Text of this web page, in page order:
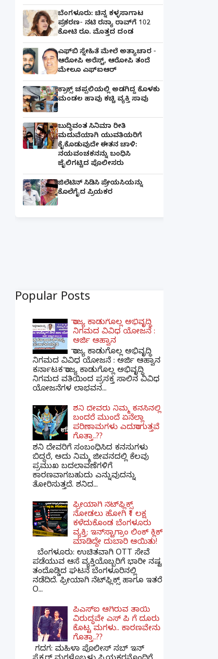
ಬೆಂಗಳೂರು: ಚಿನ್ನ ಕಳ್ಳಸಾಗಾಟ
ಪ್ರಕರಣ- ನಟಿ ರನ್ಯಾ ರಾವ್‌ಗೆ 102
ಕೋಟಿ ರೂ. ಮೊತ್ತದ ದಂಡ
ಎಫ್‌ಬಿ ಸ್ನೇಹಿತೆ ಮೇಲೆ ಅತ್ಯಾಚಾರ -
ಆರೋಪಿ ಅರೆಸ್ಟ್, ಆರೋಪಿ ತಂದೆ
ಮೇಲೂ ಎಫ್ಐಆರ್
ಕ್ರಾಕ್ಸ್ ಚಪ್ಪಲಿಯಲ್ಲಿ ಅಡಗಿದ್ದ ಕೊಳಕು
ಮಂಡಲ ಹಾವು ಕಚ್ಚಿ ವ್ಯಕ್ತಿ ಸಾವು
ಬುದ್ಧಿವಂತ ಸಿನಿಮಾ ರೀತಿ
ಮದುವೆಯಾಗಿ ಯುವತಿಯರಿಗೆ
ಕೈಕೊಡುವುದೇ ಈತನ ಚಾಳಿ:
ನಯವಂಚಕನನ್ನು ಬಂಧಿಸಿ
ಜೈಲಿಗಟ್ಟಿದ ಪೊಲೀಸರು
ಜಿಲೆಟಿನ್ ಸಿಡಿಸಿ ಪ್ರೇಯಸಿಯನ್ನು
ಕೊಲೆಗೈದ ಪ್ರಿಯಕರ
Popular Posts
ರಾಜ್ಯ ಕಾಡುಗೊಲ್ಲ ಅಭಿವೃದ್ಧಿ
ನಿಗಮದ ವಿವಿಧ ಯೋಜನೆ :
ಅರ್ಜಿ ಆಹ್ವಾನ
ರಾಜ್ಯ ಕಾಡುಗೊಲ್ಲ ಅಭಿವೃದ್ಧಿ
ನಿಗಮದ ವಿವಿಧ ಯೋಜನೆ : ಅರ್ಜಿ ಆಹ್ವಾನ
ಕರ್ನಾಟಕ ರಾಜ್ಯ ಕಾಡುಗೊಲ್ಲ ಅಭಿವೃದ್ಧಿ
ನಿಗಮದ ವತಿಯಿಂದ ಪ್ರಸಕ್ತ ಸಾಲಿನ ವಿವಿಧ
ಯೋಜನೆಗಳ ಲಾಭವನ...
ಶನಿ ದೇವರು ನಿಮ್ಮ ಕನಸಿನಲ್ಲಿ
ಬಂದರೆ ಮುಂದೆ ಏನೆಲ್ಲಾ
ಪರಿಣಾಮಗಳು ಎದುರಾಗುತ್ತವೆ
ಗೊತ್ತಾ..??
ಶನಿ ದೇವರಿಗೆ ಸಂಬಂಧಿಸಿದ ಕನಸುಗಳು
ಬಿದ್ದರೆ, ಅದು ನಿಮ್ಮ ಜೀವನದಲ್ಲಿ ಕೆಲವು
ಪ್ರಮುಖ ಬದಲಾವಣೆಗಳಿಗೆ
ಕಾರಣವಾಗಬಹುದು ಎನ್ನುವುದನ್ನು
ತೋರಿಸುತ್ತದೆ. ಶನಿದ...
ಫ್ರೀಯಾಗಿ ನೆಟ್‌ಫ್ಲಿಕ್ಸ್
ನೋಡಲು ಹೋಗಿ ₹1 ಲಕ್ಷ
ಕಳೆದುಕೊಂಡ ಬೆಂಗಳೂರು
ವ್ಯಕ್ತಿ; ಇನ್‌ಸ್ಟಾಗ್ರಾಂ ಲಿಂಕ್ ಕ್ಲಿಕ್
ಮಾಡಿದ್ದೇ ದುಬಾರಿ ಆಯಿತು!
ಬೆಂಗಳೂರು: ಉಚಿತವಾಗಿ OTT ಸೇವೆ
ಪಡೆಯುವ ಆಸೆ ವ್ಯಕ್ತಿಯೊಬ್ಬರಿಗೆ ಭಾರೀ ನಷ್ಟ
ತಂದೊಡ್ಡಿದ ಘಟನೆ ಬೆಂಗಳೂರಿನಲ್ಲಿ
ನಡೆದಿದೆ. ಫ್ರೀಯಾಗಿ ನೆಟ್‌ಫ್ಲಿಕ್ಸ್ ಹಾಗೂ ಇತರೆ
O...
ಪಿಎಸ್​ಐ ಆಗಿರುವ ತಾಯಿ
ವಿರುದ್ಧವೇ ಎಸ್ ಪಿ ಗೆ ದೂರು
ಕೊಟ್ಟ ಮಗಳು.. ಕಾರಣವೇನು
ಗೊತ್ತಾ..??
ಗದಗ​: ಮಹಿಳಾ ಪೊಲೀಸ್​ ಸಬ್ ​ಇನ್​